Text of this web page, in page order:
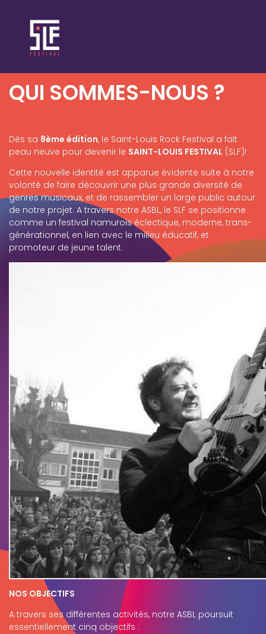
QUI SOMMES-NOUS ?
Dès sa 8ème édition, le Saint-Louis Rock Festival a fait
peau neuve pour devenir le SAINT-LOUIS FESTIVAL (SLF)!
Cette nouvelle identité est apparue évidente suite à notre
volonté de faire découvrir une plus grande diversité de
genres musicaux, et de rassembler un large public autour
de notre projet. A travers notre ASBL, le SLF se positionne
comme un festival namurois éclectique, moderne, trans-
générationnel, en lien avec le milieu éducatif, et
promoteur de jeune talent.
NOS OBJECTIFS
A travers ses différentes activités, notre ASBL poursuit
essentiellement cinq objectifs :